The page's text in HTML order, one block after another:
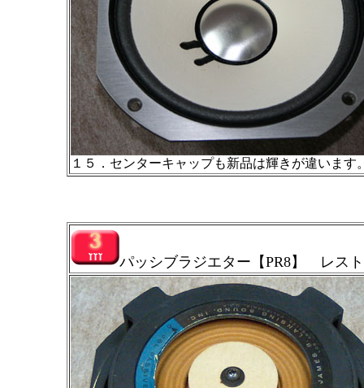
１５．センターキャップも新品は輝きが違います
パッシブラジエター【PR8】 レス